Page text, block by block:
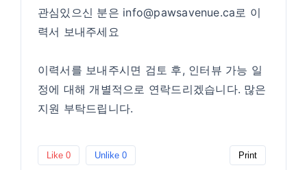
관심있으신 분은 info@pawsavenue.ca로 이
력서 보내주세요
이력서를 보내주시면 검토 후, 인터뷰 가능 일
정에 대해 개별적으로 연락드리겠습니다. 많은
지원 부탁드립니다.
Like 0 Unlike0 Print